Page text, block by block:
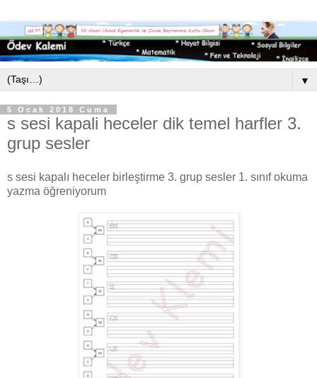
▼
5 Ocak 2018 Cuma
s sesi kapali heceler dik temel harfler 3.
grup sesler
s sesi kapalı heceler birleştirme 3. grup sesler 1. sınıf okuma
yazma öğreniyorum